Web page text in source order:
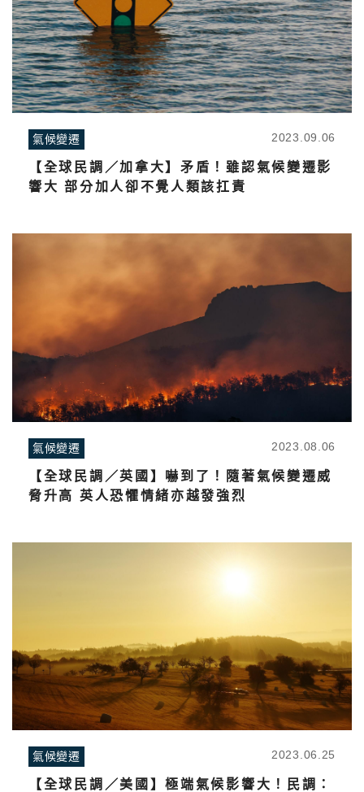
氣候變遷 2023.09.06
【全球民調／加拿大】矛盾！雖認氣候變遷影
響大 部分加人卻不覺人類該扛責
氣候變遷 2023.08.06
【全球民調／英國】嚇到了！隨著氣候變遷威
脅升高 英人恐懼情緒亦越發強烈
氣候變遷 2023.06.25
【全球民調／美國】極端氣候影響大！民調：